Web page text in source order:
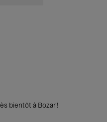
bientôt à Bozar !